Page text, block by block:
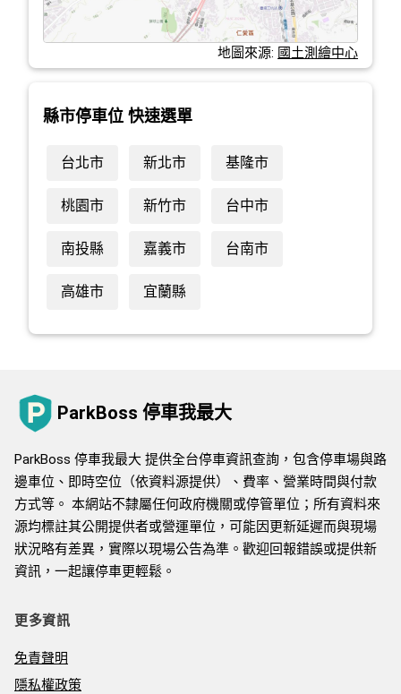
地圖來源: 國土測繪中心
縣市停車位 快速選單
台北市 新北市 基隆市
桃園市 新竹市 台中市
南投縣 嘉義市 台南市
高雄市 宜蘭縣
ParkBoss 停車我最大
ParkBoss 停車我最大 提供全台停車資訊查詢，包含停車場與路
邊車位、即時空位（依資料源提供）、費率、營業時間與付款
方式等。 本網站不隸屬任何政府機關或停管單位；所有資料來
源均標註其公開提供者或營運單位，可能因更新延遲而與現場
狀況略有差異，實際以現場公告為準。歡迎回報錯誤或提供新
資訊，一起讓停車更輕鬆。
更多資訊
免責聲明
隱私權政策